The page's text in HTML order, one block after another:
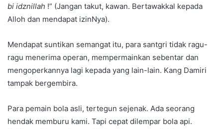
bi idznillah !” (Jangan takut, kawan. Bertawakkal kepada
Alloh dan mendapat izinNya).
Mendapat suntikan semangat itu, para santgri tidak ragu-
ragu menerima operan, mempermainkan sebentar dan
mengoperkannya lagi kepada yang lain-lain. Kang Damiri
tampak bergembira.
Para pemain bola asli, tertegun sejenak. Ada seorang
hendak memburu kami. Tapi cepat dilempar bola api.